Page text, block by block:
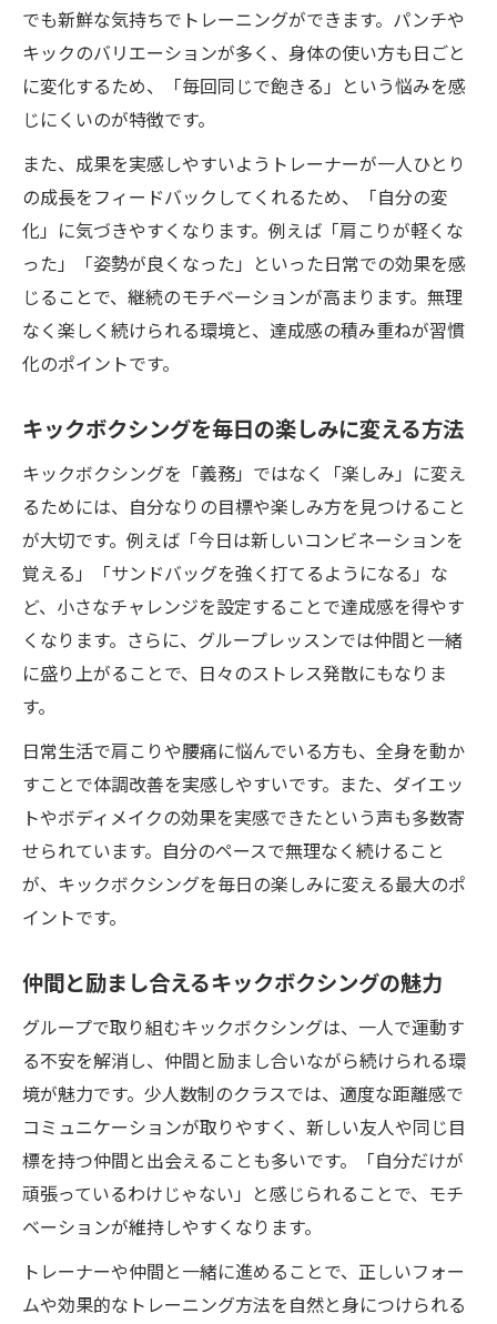
でも新鮮な気持ちでトレーニングができます。パンチや
キックのバリエーションが多く、身体の使い方も日ごと
に変化するため、「毎回同じで飽きる」という悩みを感
じにくいのが特徴です。
また、成果を実感しやすいようトレーナーが一人ひとり
の成長をフィードバックしてくれるため、「自分の変
化」に気づきやすくなります。例えば「肩こりが軽くな
った」「姿勢が良くなった」といった日常での効果を感
じることで、継続のモチベーションが高まります。無理
なく楽しく続けられる環境と、達成感の積み重ねが習慣
化のポイントです。
キックボクシングを毎日の楽しみに変える方法
キックボクシングを「義務」ではなく「楽しみ」に変え
るためには、自分なりの目標や楽しみ方を見つけること
が大切です。例えば「今日は新しいコンビネーションを
覚える」「サンドバッグを強く打てるようになる」な
ど、小さなチャレンジを設定することで達成感を得やす
くなります。さらに、グループレッスンでは仲間と一緒
に盛り上がることで、日々のストレス発散にもなりま
す。
日常生活で肩こりや腰痛に悩んでいる方も、全身を動か
すことで体調改善を実感しやすいです。また、ダイエッ
トやボディメイクの効果を実感できたという声も多数寄
せられています。自分のペースで無理なく続けること
が、キックボクシングを毎日の楽しみに変える最大のポ
イントです。
仲間と励まし合えるキックボクシングの魅力
グループで取り組むキックボクシングは、一人で運動す
る不安を解消し、仲間と励まし合いながら続けられる環
境が魅力です。少人数制のクラスでは、適度な距離感で
コミュニケーションが取りやすく、新しい友人や同じ目
標を持つ仲間と出会えることも多いです。「自分だけが
頑張っているわけじゃない」と感じられることで、モチ
ベーションが維持しやすくなります。
トレーナーや仲間と一緒に進めることで、正しいフォー
ムや効果的なトレーニング方法を自然と身につけられる